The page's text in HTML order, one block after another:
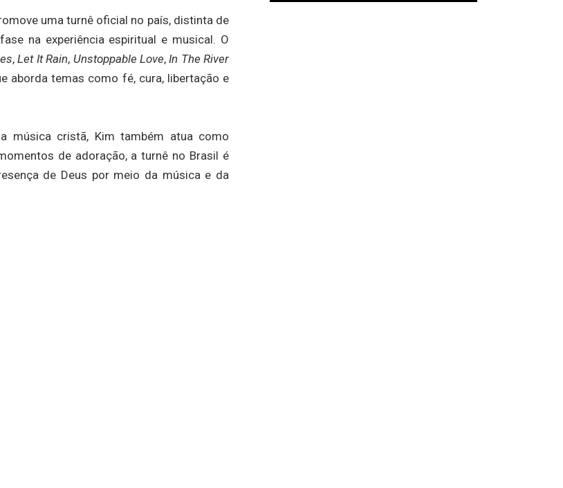
uma turnê oficial no país, distinta de
na experiência espiritual e musical. O
,Let It Rain, Unstoppable Love,In The River
aborda temas como fé, cura, libertação e
música cristã, Kim também atua como
de adoração, a turnê no Brasil é
de Deus por meio da música e da